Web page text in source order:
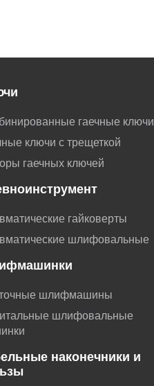
гаечные ключи
ключи с трещеткой
гаечных ключей
гайковерты
шлифовальные
шлифмашины
шлифовальные
наконечники и